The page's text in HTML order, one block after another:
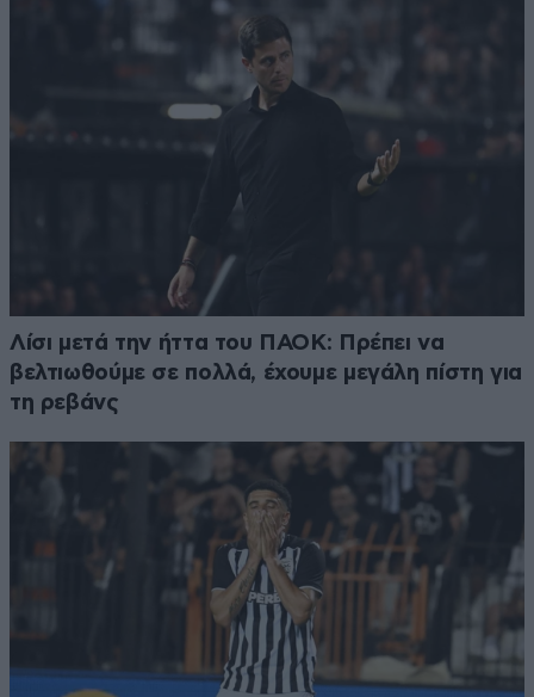
Λίσι μετά την ήττα του ΠΑΟΚ: Πρέπει να
βελτιωθούμε σε πολλά, έχουμε μεγάλη πίστη για
τη ρεβάνς